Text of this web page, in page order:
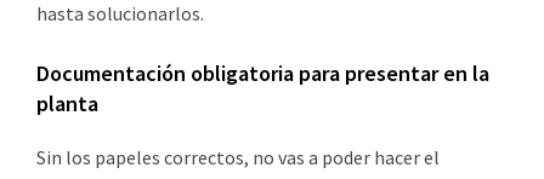
hasta solucionarlos.
Documentación obligatoria para presentar en la
planta
Sin los papeles correctos, no vas a poder hacer el